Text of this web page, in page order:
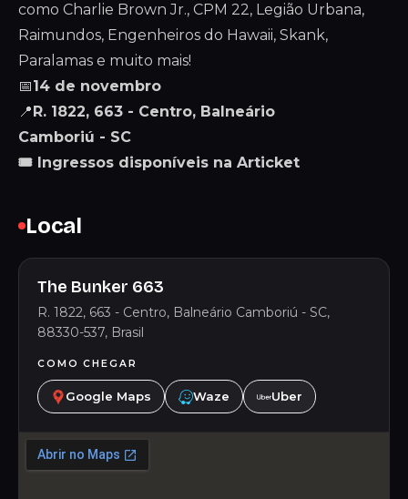
como Charlie Brown Jr., CPM 22, Legião Urbana,
Raimundos, Engenheiros do Hawaii, Skank,
Paralamas e muito mais!
📅14 de novembro
📍R. 1822, 663 - Centro, Balneário
Camboriú - SC
🎟 Ingressos disponíveis na Articket
Local
The Bunker 663
R. 1822, 663 - Centro, Balneário Camboriú - SC,
88330-537, Brasil
COMO CHEGAR
Google Maps Waze Uber